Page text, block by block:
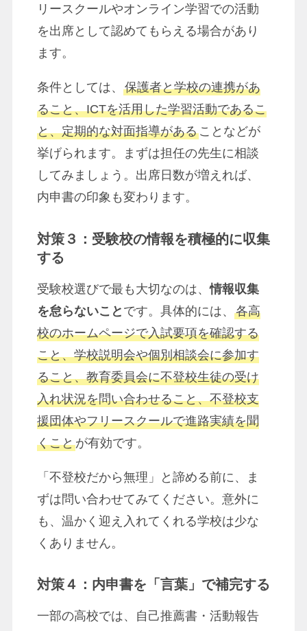
リースクールやオンライン学習での活動
を出席として認めてもらえる場合があり
ます。
条件としては、 保護者と学校の連携があ
ること、ICTを活用した学習活動であるこ
と、定期的な対面指導があることなどが
挙げられます。まずは担任の先生に相談
してみましょう。出席日数が増えれば、
内申書の印象も変わります。
対策３：受験校の情報を積極的に収集
する
受験校選びで最も大切なのは、情報収集
を怠らないこと です。具体的には、 各高
校のホームページで入試要項を確認する
こと、学校説明会や個別相談会に参加す
ること、教育委員会に不登校生徒の受け
入れ状況を問い合わせること、不登校支
援団体やフリースクールで進路実績を聞
くことが有効です。
「不登校だから無理」と諦める前に、ま
ずは問い合わせてみてください。意外に
も、温かく迎え入れてくれる学校は少な
くありません。
対策４：内申書を「言葉」で補完する
一部の高校では、自己推薦書・活動報告